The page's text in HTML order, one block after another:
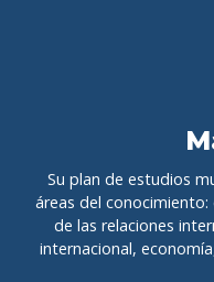
Su plan de estudios
áreas del
de las relaciones
internacional,